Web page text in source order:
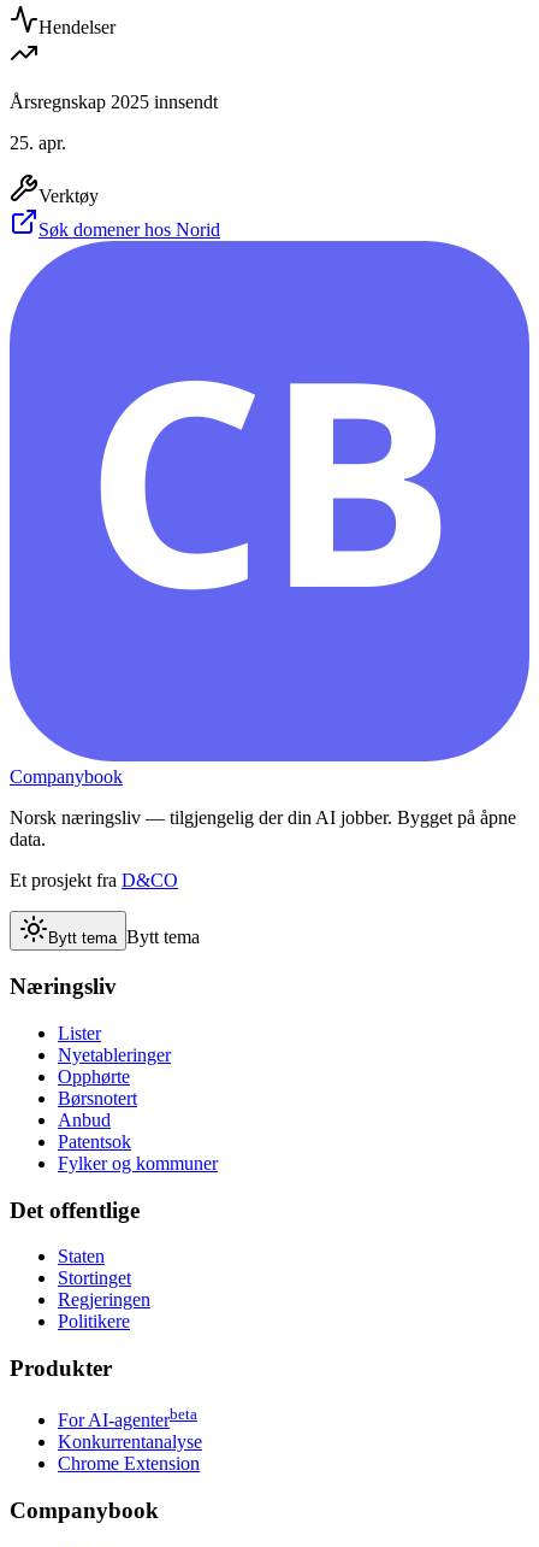
Hendelser
Årsregnskap 2025 innsendt
25. apr.
Verktøy
Søk domener hos Norid
CB
Companybook
Norsk næringsliv — tilgjengelig der din AI jobber. Bygget på åpne
data.
Et prosjekt fra D&CO
Bytt tema Bytt tema
Næringsliv
Lister
Nyetableringer
Opphørte
Børsnotert
Anbud
Patentsok
Fylker og kommuner
Det offentlige
Staten
Stortinget
Regjeringen
Politikere
Produkter
For AI-agenterbeta
Konkurrentanalyse
Chrome Extension
Companybook